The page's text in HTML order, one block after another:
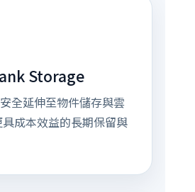
Storage
全延伸至物件儲存與雲
成本效益的長期保留與